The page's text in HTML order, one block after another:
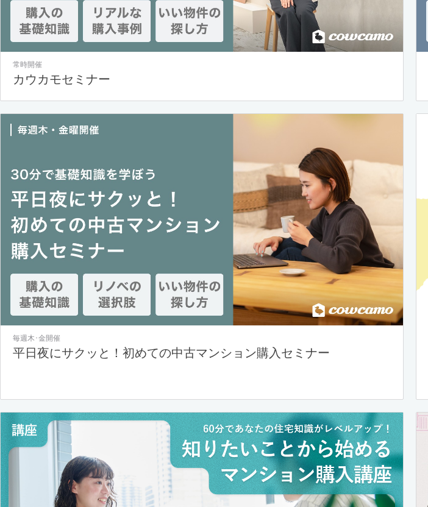
常時開催
カウカモセミナー
毎週木･金開催
平日夜にサクッと！初めての中古マンション購入セミナー